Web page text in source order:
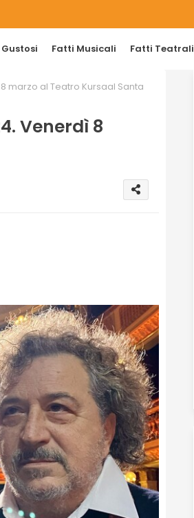
Fatti Musicali Fatti Teatrali
marzo al Teatro Kursaal Santa
Venerdì 8